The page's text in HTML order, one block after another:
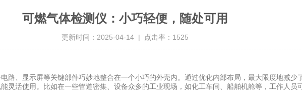
可燃气体检测仪：小巧轻便，随处可用
更新时间：2025-04-14 | 点击率：1525
、显示屏等关键部件巧妙地整合在一个小巧的外壳内。通过优化内部布局，最大限度地减少
活使用。比如在一些管道密集、设备众多的工业现场，如化工车间、船舶机舱等，工作人员